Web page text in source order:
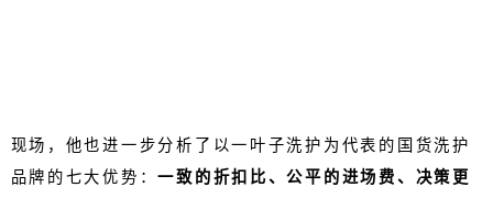
现场，他也进一步分析了以一叶子洗护为代表的国货洗护
品牌的七大优势：一致的折扣比、公平的进场费、决策更